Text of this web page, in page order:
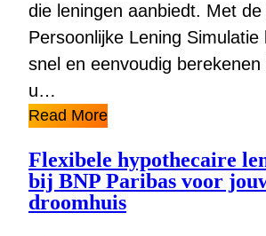
die leningen aanbiedt. Met de
Persoonlijke Lening Simulatie
snel en eenvoudig berekenen
u…
Read More
Flexibele hypothecaire
bij BNP Paribas voor
droomhuis